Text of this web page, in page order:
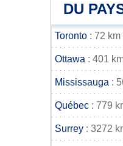
DU
Toronto : 72 km
Ottawa : 401
Mississauga :
Québec : 779
Surrey : 3272